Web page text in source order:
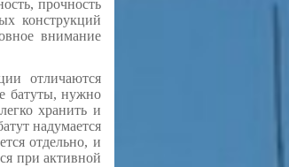
прочность
конструкций
внимание
отличаются
батуты, нужно
хранить и
надумается
отдельно, и
при активной